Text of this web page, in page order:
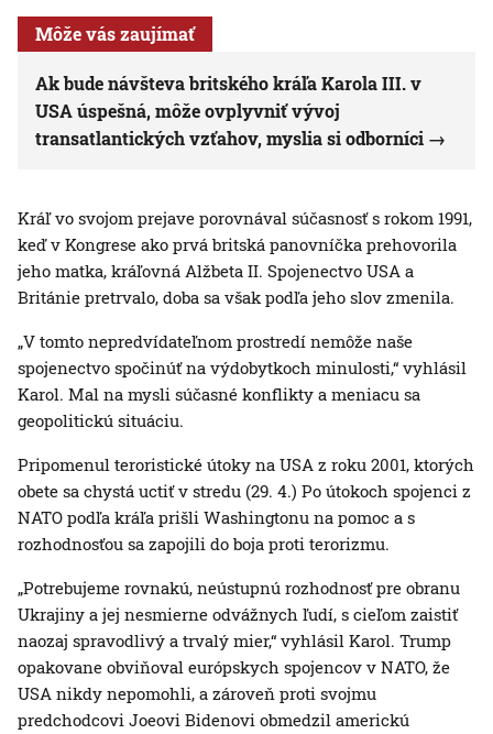
Môže vás zaujímať
Ak bude návšteva britského kráľa Karola III. v
USA úspešná, môže ovplyvniť vývoj
transatlantických vzťahov, myslia si odborníci
Kráľ vo svojom prejave porovnával súčasnosť s rokom 1991,
keď v Kongrese ako prvá britská panovníčka prehovorila
jeho matka, kráľovná Alžbeta II. Spojenectvo USA a
Británie pretrvalo, doba sa však podľa jeho slov zmenila.
„V tomto nepredvídateľnom prostredí nemôže naše
spojenectvo spočinúť na výdobytkoch minulosti,“ vyhlásil
Karol. Mal na mysli súčasné konflikty a meniacu sa
geopolitickú situáciu.
Pripomenul teroristické útoky na USA z roku 2001, ktorých
obete sa chystá uctiť v stredu (29. 4.) Po útokoch spojenci z
NATO podľa kráľa prišli Washingtonu na pomoc a s
rozhodnosťou sa zapojili do boja proti terorizmu.
„Potrebujeme rovnakú, neústupnú rozhodnosť pre obranu
Ukrajiny a jej nesmierne odvážnych ľudí, s cieľom zaistiť
naozaj spravodlivý a trvalý mier,“ vyhlásil Karol. Trump
opakovane obviňoval európskych spojencov v NATO, že
USA nikdy nepomohli, a zároveň proti svojmu
predchodcovi Joeovi Bidenovi obmedzil americkú